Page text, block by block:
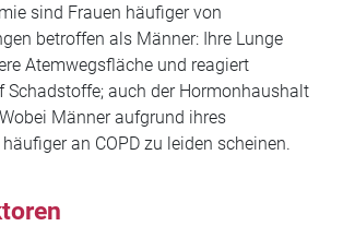
sind Frauen häufiger von
betroffen als Männer: Ihre Lunge
Atemwegsfläche und reagiert
Schadstoffe; auch der Hormonhaushalt
Männer aufgrund ihres
an COPD zu leiden scheinen.